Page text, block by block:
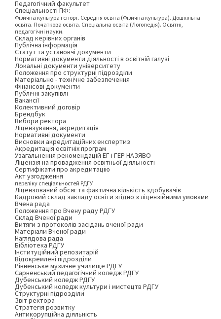
Педагогічний факультет
Спеціальності ПФ:
Фізична культура і спорт. Середня освіта (Фізична культура). Дошкільна
освіта. Початкова освіта. Спеціальна освіта (Логопедія). Освітні,
педагогічні науки.
Склад керівних органів
Публічна інформація
Статут та установчі документи
Нормативні документи діяльності в освітній галузі
Локальні документи університету
Положення про структурні підрозділи
Матеріально - технічне забезпечення
Фінансові документи
Публічні закупівлі
Вакансії
Колективний договір
Брендбук
Вибори ректора
Ліцензування, акредитація
Нормативні документи
Висновки акредитаційних експертиз
Акредитація освітніх програм
Узагальнення рекомендацій ЕГ і ГЕР НАЗЯВО
Ліцензія на провадження освітньої діяльності
Сертифікати про акредитацію
Акт узгодження
переліку спеціальностей РДГУ
Ліцензований обсяг та фактична кількість здобувачів
Кадровий склад закладу освіти згідно з ліцензійними умовами
Вчена рада
Положення про Вчену раду РДГУ
Склад Вченої ради
Витяги з протоколів засідань вченої ради
Матеріали Вченої ради
Наглядова рада
Бібліотека РДГУ
Інституційний репозитарій
Відокремлені підрозділи
Рівненське музичне училище РДГУ
Сарненський педагогічний коледж РДГУ
Дубенський коледж РДГУ
Дубенський коледж культури і мистецтв РДГУ
Структурні підрозділи
Звіт ректора
Стратегія розвитку
Антикорупційна діяльність